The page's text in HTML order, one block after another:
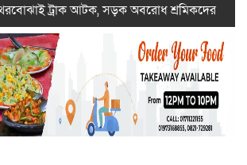
ট্রাক আটক, সড়ক অবরোধ শ্রমিকদের